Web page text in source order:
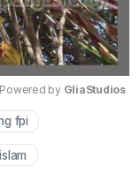
Powered by GliaStudios
fpi